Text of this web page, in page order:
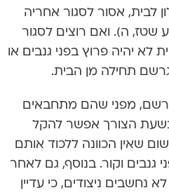
לבית, אסור לסגור אחריה
שטז, ה). ואם רוצים לסגור
לא יהיה פרוץ בפני גנבים או
תחילה מן הבית.
מפני שהם מתחבאים
בשעת הצורך אפשר להקל
שאין הכוונה ללכוד אותם
גנבים וקור. בנוסף, גם לאחר
נחשבים ניצודים, כי עדיין